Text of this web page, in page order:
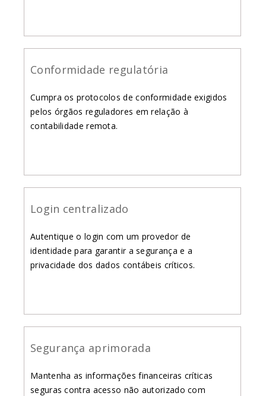
Conformidade regulatória
Cumpra os protocolos de conformidade exigidos
pelos órgãos reguladores em relação à
contabilidade remota.
Login centralizado
Autentique o login com um provedor de
identidade para garantir a segurança e a
privacidade dos dados contábeis críticos.
Segurança aprimorada
Mantenha as informações financeiras críticas
seguras contra acesso não autorizado com